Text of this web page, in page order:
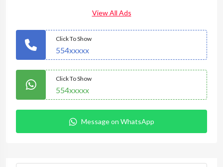
View All Ads
Click To Show
554xxxxx
Click To Show
554xxxxx
Message on WhatsApp